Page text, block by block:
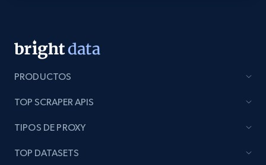
PRODUCTOS
TOP SCRAPER APIS
TIPOS DE PROXY
TOP DATASETS